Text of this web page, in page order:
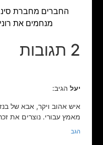
החברים מחברת
מנחמים את
2 תגובות
יעל הגיב:
איש אהוב ויקר, אבא של
מאמץ עבורי. נוצרים את
הגב